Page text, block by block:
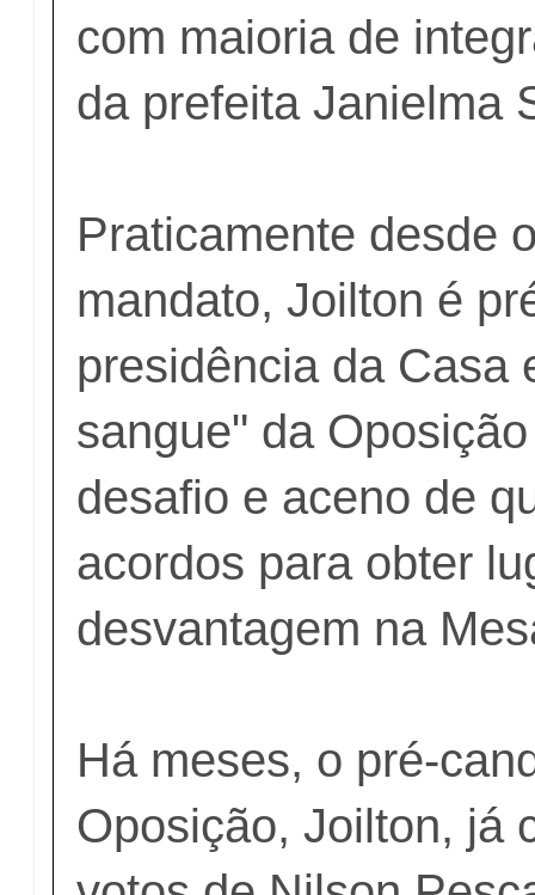
com maioria de
da prefeita Janielma
Praticamente desde
mandato, Joilton é
presidência da Casa
sangue" da
desafio e aceno de
acordos para obter
desvantagem na
Há meses, o pré-
Oposição, Joilton, já